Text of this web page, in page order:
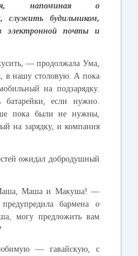
, напоминая
о
,служить будильником,
электронной почты
и
, —продолжала Ума,
в нашу столовую. А пока
на подзарядку.
батарейки ,если нужно.
пока были не нужны,
на зарядку, и компания
ожидал добродушный
,Маша и Макуша! —
предупредила бармена
о
, могу предложить вам
— гавайскую, с